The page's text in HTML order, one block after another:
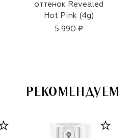
оттенок Revealed
Hot Pink (4g)
5 990 ₽
РЕКОМЕНДУЕМ